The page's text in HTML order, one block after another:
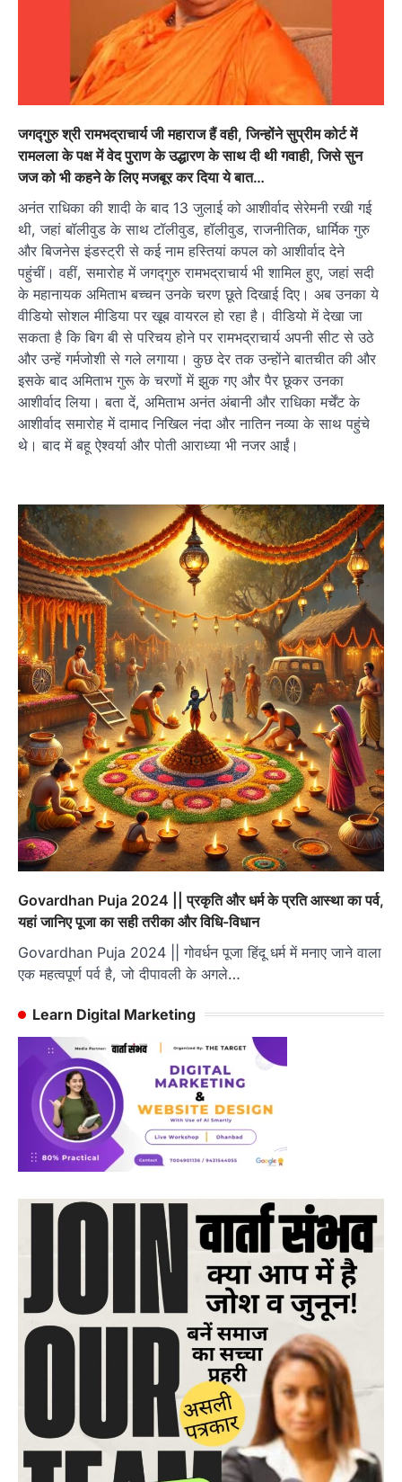
जगद्गुरु श्री रामभद्राचार्य जी महाराज हैं वही, जिन्होंने सुप्रीम कोर्ट में
रामलला के पक्ष में वेद पुराण के उद्धारण के साथ दी थी गवाही, जिसे सुन
जज को भी कहने के लिए मजबूर कर दिया ये बात…
अनंत राधिका की शादी के बाद 13 जुलाई को आशीर्वाद सेरेमनी रखी गई
थी, जहां बॉलीवुड के साथ टॉलीवुड, हॉलीवुड, राजनीतिक, धार्मिक गुरु
और बिजनेस इंडस्ट्री से कई नाम हस्तियां कपल को आशीर्वाद देने
पहुंचीं। वहीं, समारोह में जगद्गुरु रामभद्राचार्य भी शामिल हुए, जहां सदी
के महानायक अमिताभ बच्चन उनके चरण छूते दिखाई दिए। अब उनका ये
वीडियो सोशल मीडिया पर खूब वायरल हो रहा है। वीडियो में देखा जा
सकता है कि बिग बी से परिचय होने पर रामभद्राचार्य अपनी सीट से उठे
और उन्हें गर्मजोशी से गले लगाया। कुछ देर तक उन्होंने बातचीत की और
इसके बाद अमिताभ गुरू के चरणों में झुक गए और पैर छूकर उनका
आशीर्वाद लिया। बता दें, अमिताभ अनंत अंबानी और राधिका मर्चेंट के
आशीर्वाद समारोह में दामाद निखिल नंदा और नातिन नव्या के साथ पहुंचे
थे। बाद में बहू ऐश्वर्या और पोती आराध्या भी नजर आईं।
Govardhan Puja 2024 || प्रकृति और धर्म के प्रति आस्था का पर्व,
यहां जानिए पूजा का सही तरीका और विधि-विधान
Govardhan Puja 2024 || गोवर्धन पूजा हिंदू धर्म में मनाए जाने वाला
एक महत्वपूर्ण पर्व है, जो दीपावली के अगले…
Learn Digital Marketing